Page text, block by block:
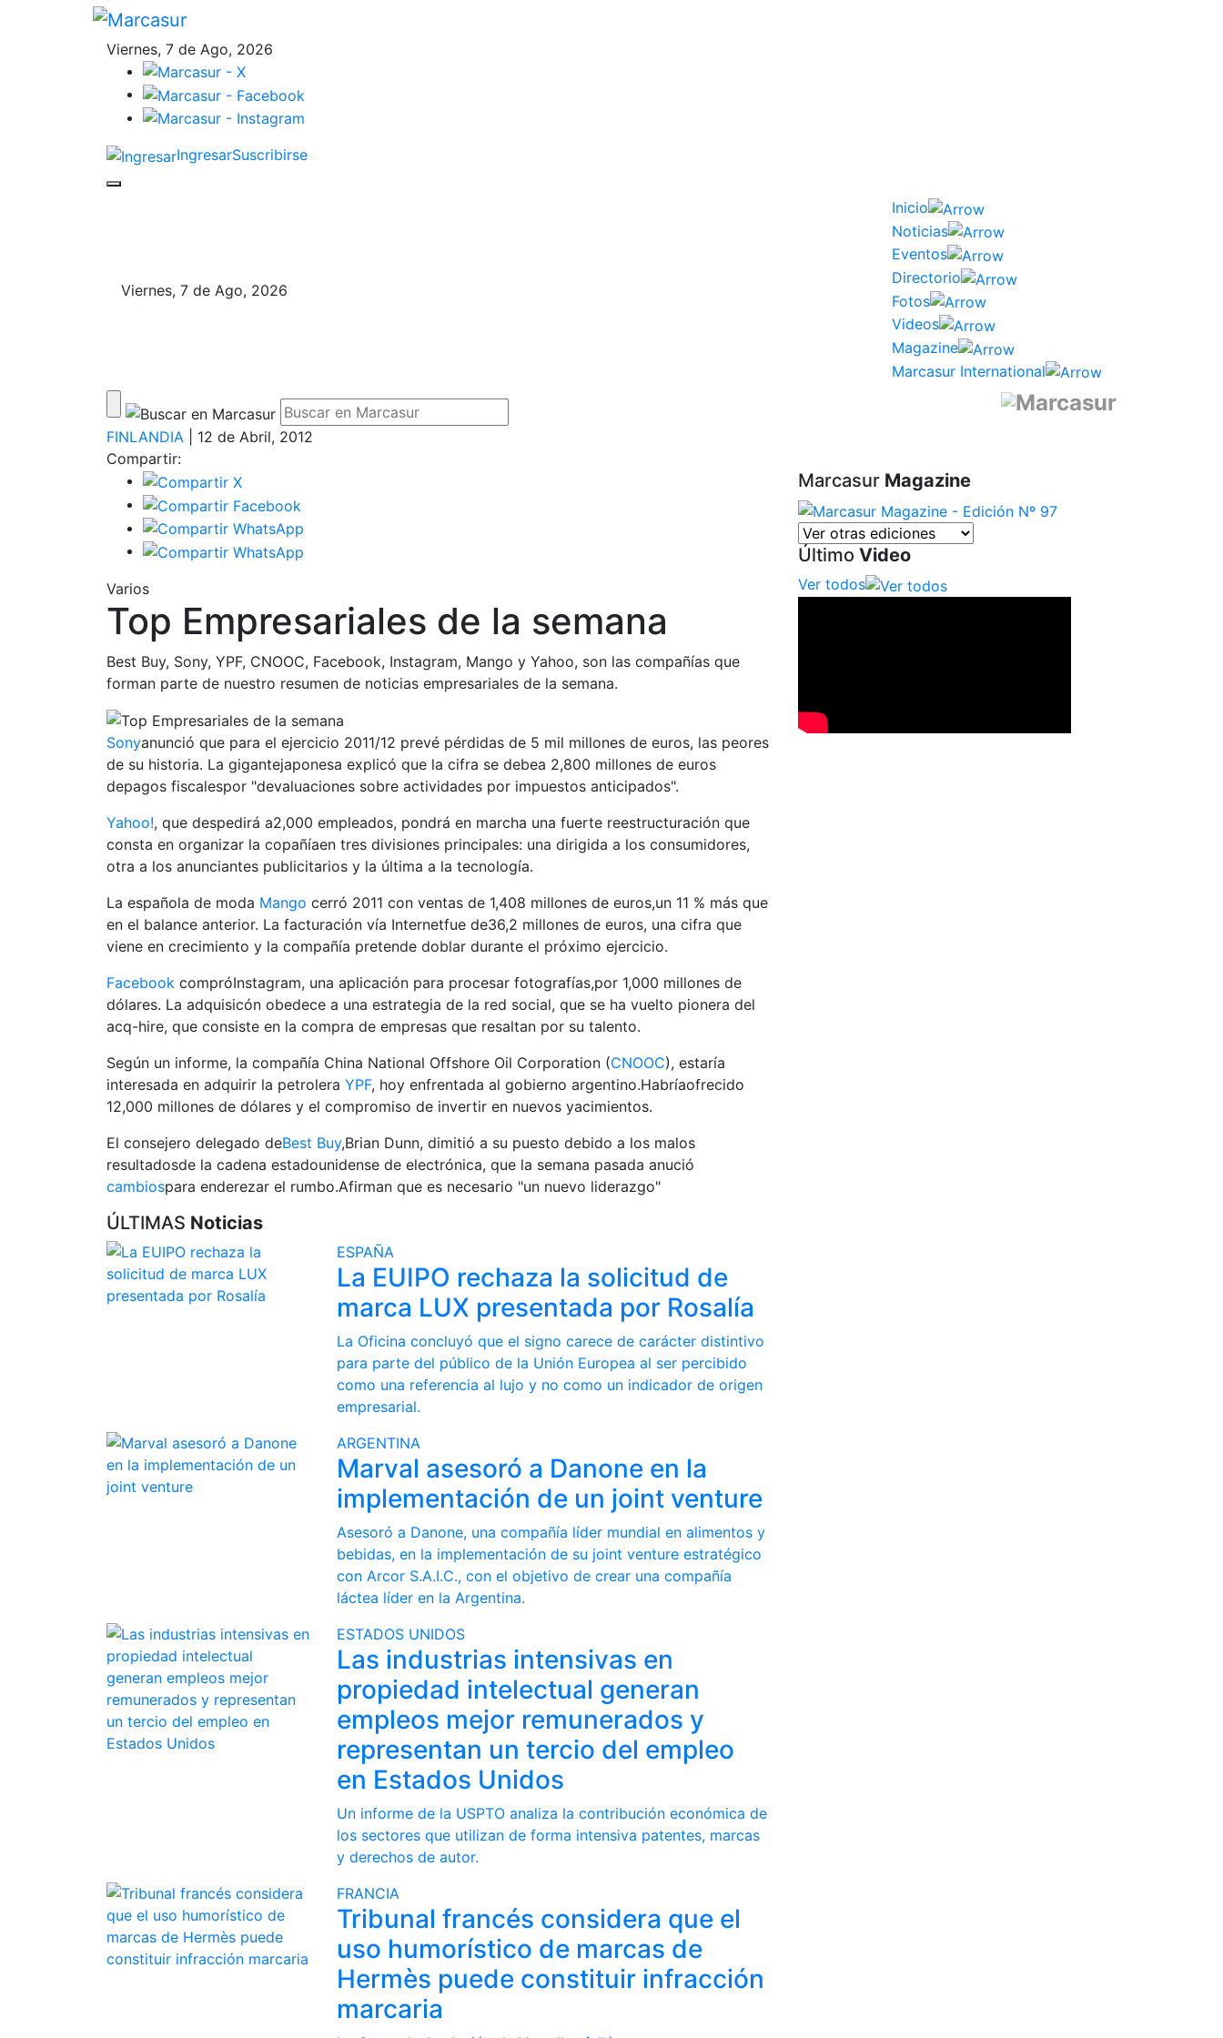
Viernes, 7 de Ago, 2026
IngresarSuscribirse
Viernes, 7 de Ago, 2026
Inicio
Noticias
Eventos
Directorio
Fotos
Videos
Magazine
Marcasur International
FINLANDIA | 12 de Abril, 2012
Compartir:
Varios
Top Empresariales de la semana
Best Buy, Sony, YPF, CNOOC, Facebook, Instagram, Mango y Yahoo, son las compañías que
forman parte de nuestro resumen de noticias empresariales de la semana.
Sonyanunció que para el ejercicio 2011/12 prevé pérdidas de 5 mil millones de euros, las peores
de su historia. La gigantejaponesa explicó que la cifra se debea 2,800 millones de euros
depagos fiscalespor "devaluaciones sobre actividades por impuestos anticipados".
Yahoo!, que despedirá a2,000 empleados, pondrá en marcha una fuerte reestructuración que
consta en organizar la copañíaen tres divisiones principales: una dirigida a los consumidores,
otra a los anunciantes publicitarios y la última a la tecnología.
La española de moda Mango cerró 2011 con ventas de 1,408 millones de euros,un 11 % más que
en el balance anterior. La facturación vía Internetfue de36,2 millones de euros, una cifra que
viene en crecimiento y la compañía pretende doblar durante el próximo ejercicio.
Facebook compróInstagram, una aplicación para procesar fotografías,por 1,000 millones de
dólares. La adquisicón obedece a una estrategia de la red social, que se ha vuelto pionera del
acq-hire, que consiste en la compra de empresas que resaltan por su talento.
Según un informe, la compañía China National Offshore Oil Corporation (CNOOC), estaría
interesada en adquirir la petrolera YPF, hoy enfrentada al gobierno argentino.Habríaofrecido
12,000 millones de dólares y el compromiso de invertir en nuevos yacimientos.
El consejero delegado deBest Buy,Brian Dunn, dimitió a su puesto debido a los malos
resultadosde la cadena estadounidense de electrónica, que la semana pasada anució
cambiospara enderezar el rumbo.Afirman que es necesario "un nuevo liderazgo"
ÚLTIMAS Noticias
ESPAÑA
La EUIPO rechaza la solicitud de
marca LUX presentada por Rosalía
La Oficina concluyó que el signo carece de carácter distintivo
para parte del público de la Unión Europea al ser percibido
como una referencia al lujo y no como un indicador de origen
empresarial.
ARGENTINA
Marval asesoró a Danone en la
implementación de un joint venture
Asesoró a Danone, una compañía líder mundial en alimentos y
bebidas, en la implementación de su joint venture estratégico
con Arcor S.A.I.C., con el objetivo de crear una compañía
láctea líder en la Argentina.
ESTADOS UNIDOS
Las industrias intensivas en
propiedad intelectual generan
empleos mejor remunerados y
representan un tercio del empleo
en Estados Unidos
Un informe de la USPTO analiza la contribución económica de
los sectores que utilizan de forma intensiva patentes, marcas
y derechos de autor.
FRANCIA
Tribunal francés considera que el
uso humorístico de marcas de
Hermès puede constituir infracción
marcaria
Marcasur Magazine
Último Video
Ver todos